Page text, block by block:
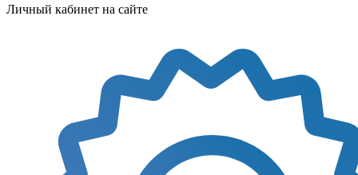
Личный кабинет на сайте